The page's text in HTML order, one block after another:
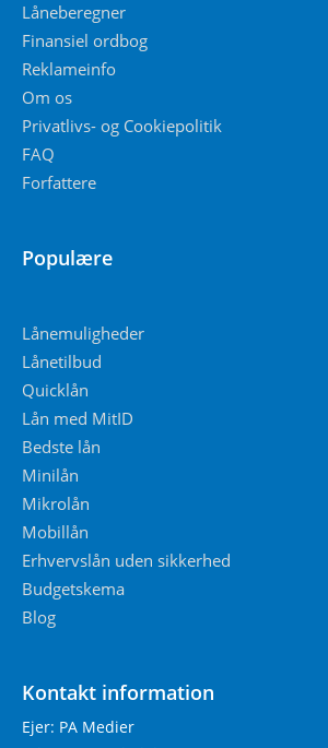
Låneberegner
Finansiel ordbog
Reklameinfo
Om os
Privatlivs- og Cookiepolitik
FAQ
Forfattere
Populære
Lånemuligheder
Lånetilbud
Quicklån
Lån med MitID
Bedste lån
Minilån
Mikrolån
Mobillån
Erhvervslån uden sikkerhed
Budgetskema
Blog
Kontakt information
Ejer: PA Medier